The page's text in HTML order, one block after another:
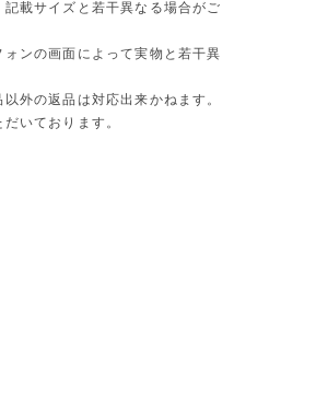
載サイズと若干異なる場合がご
ンの画面によって実物と若干異
外の返品は対応出来かねます。
いております。